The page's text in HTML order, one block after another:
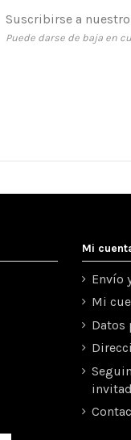
Suscribirse a
Puede darse de baja en
Mi
Envío
Mi
Datos